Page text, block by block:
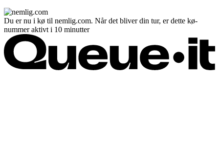
Du er nu i kø til nemlig.com. Når det bliver din tur, er dette kø-
nummer aktivt i 10 minutter